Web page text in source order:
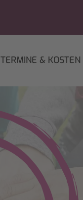
TERMINE & KOSTEN